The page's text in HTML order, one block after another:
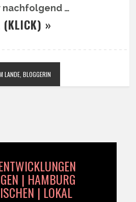
nachfolgend …
»
LANDE, BLOGGERIN
| HAMBURG
| LOKAL